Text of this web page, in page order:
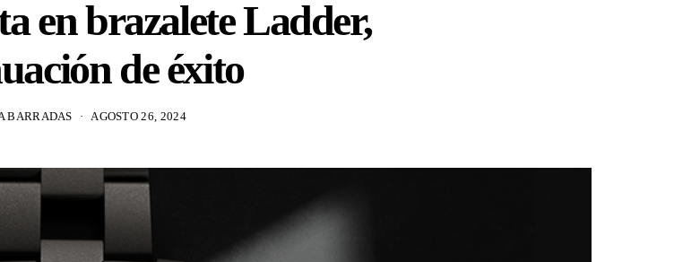
en brazalete Ladder,
de éxito
BARRADAS AGOSTO 26, 2024